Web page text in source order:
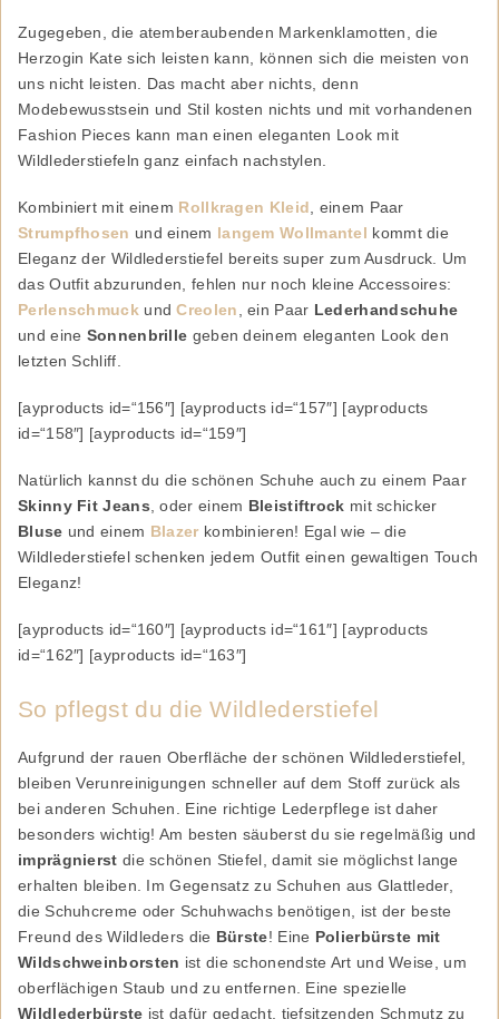
Zugegeben, die atemberaubenden Markenklamotten, die
Herzogin Kate sich leisten kann, können sich die meisten von
uns nicht leisten. Das macht aber nichts, denn
Modebewusstsein und Stil kosten nichts und mit vorhandenen
Fashion Pieces kann man einen eleganten Look mit
Wildlederstiefeln ganz einfach nachstylen.
Kombiniert mit einem Rollkragen Kleid, einem Paar
Strumpfhosen und einem langem Wollmantel kommt die
Eleganz der Wildlederstiefel bereits super zum Ausdruck. Um
das Outfit abzurunden, fehlen nur noch kleine Accessoires:
PerlenschmuckundCreolen, ein Paar Lederhandschuhe
und eine Sonnenbrille geben deinem eleganten Look den
letzten Schliff.
[ayproducts id=“156″] [ayproducts id=“157″] [ayproducts
id=“158″] [ayproducts id=“159″]
Natürlich kannst du die schönen Schuhe auch zu einem Paar
Skinny Fit Jeans, oder einem Bleistiftrock mit schicker
Bluse und einem Blazer kombinieren! Egal wie – die
Wildlederstiefel schenken jedem Outfit einen gewaltigen Touch
Eleganz!
[ayproducts id=“160″] [ayproducts id=“161″] [ayproducts
id=“162″] [ayproducts id=“163″]
So pflegst du die Wildlederstiefel
Aufgrund der rauen Oberfläche der schönen Wildlederstiefel,
bleiben Verunreinigungen schneller auf dem Stoff zurück als
bei anderen Schuhen. Eine richtige Lederpflege ist daher
besonders wichtig! Am besten säuberst du sie regelmäßig und
imprägnierst die schönen Stiefel, damit sie möglichst lange
erhalten bleiben. Im Gegensatz zu Schuhen aus Glattleder,
die Schuhcreme oder Schuhwachs benötigen, ist der beste
Freund des Wildleders die Bürste! Eine Polierbürste mit
Wildschweinborsten ist die schonendste Art und Weise, um
oberflächigen Staub und zu entfernen. Eine spezielle
Wildlederbürste ist dafür gedacht, tiefsitzenden Schmutz zu